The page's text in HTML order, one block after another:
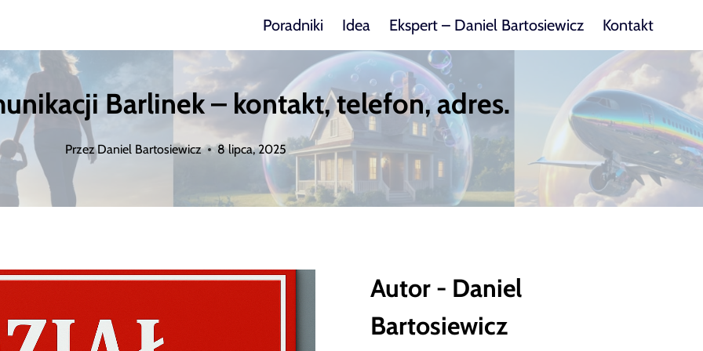
Poradniki Idea Ekspert – Daniel Bartosiewicz Kontakt
Barlinek – kontakt, telefon, adres.
Przez Daniel Bartosiewicz 8 lipca, 2025
Autor - Daniel
Bartosiewicz